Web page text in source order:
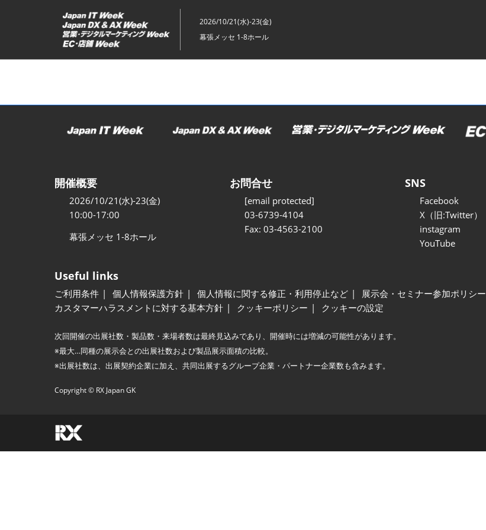
ッ
2026/10/21(水)-23(金)
幕張メッセ 1-8ホール
開催概要
2026/10/21(水)-23(金)
10:00-17:00
幕張メッセ 1-8ホール
お問合せ
[email protected]
03-6739-4104
Fax: 03-4563-2100
SNS
Facebook
X（旧:Twitter）
instagram
YouTube
Useful links
ご利用条件 個人情報保護方針 個人情報に関する修正・利用停止など 展示会・セミナー参加ポリシー
カスタマーハラスメントに対する基本方針
クッキーポリシー クッキーの設定
次回開催の出展社数・製品数・来場者数は最終見込みであり、開催時には増減の可能性があります。
※最大…同種の展示会との出展社数および製品展示面積の比較。
※出展社数は、出展契約企業に加え、共同出展するグループ企業・パートナー企業数も含みます。
Copyright © RX Japan GK